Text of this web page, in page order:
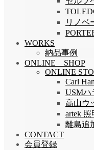
リノベ
WORKS
納品事例
ONLINE SHOP
ONLINE
Carl
USM
高山ウ
artek 照
離島追
CONTACT
会員登録